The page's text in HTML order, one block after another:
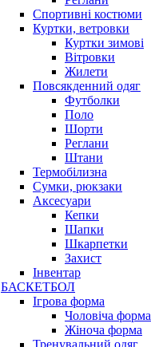
Спортивні костюми
Куртки, ветровки
Куртки зимові
Вітровки
Жилети
Повсякденний одяг
Футболки
Поло
Шорти
Реглани
Штани
Термобілизна
Сумки, рюкзаки
Аксесуари
Кепки
Шапки
Шкарпетки
Захист
Інвентар
БАСКЕТБОЛ
Ігрова форма
Чоловіча форма
Жіноча форма
Тренувальний одяг